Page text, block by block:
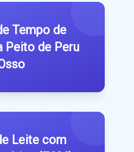
Tempo de
Peito de Peru
Leite com